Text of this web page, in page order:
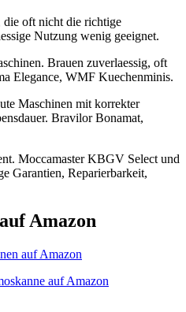
die oft nicht die richtige
Nutzung wenig geeignet.
Brauen zuverlaessig, oft
Elegance, WMF Kuechenminis.
Maschinen mit korrekter
Bravilor Bonamat,
Moccamaster KBGV Select und
Garantien, Reparierbarkeit,
Amazon
auf Amazon
auf Amazon